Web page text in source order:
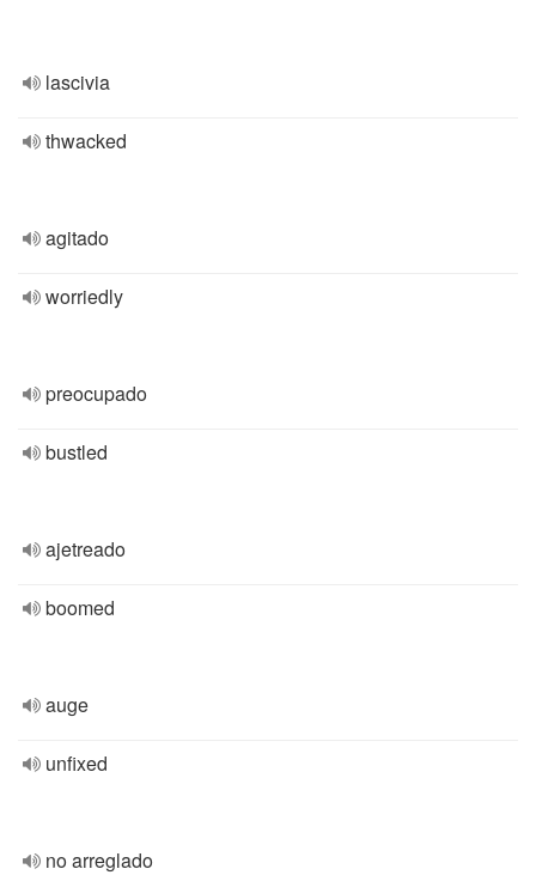
lascivia
thwacked
agitado
worriedly
preocupado
bustled
ajetreado
boomed
auge
unfixed
no arreglado